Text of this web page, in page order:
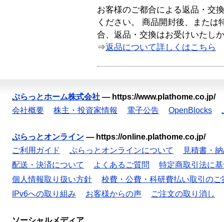
お客様のご都合による返品・交
ください。 商品開封後、または
合、返品・交換はお受けいたし
⇒返品について詳しくはこちら
ぷらっとホーム株式会社 — https://www.plathome.co.jp/
会社概要
株主・投資家情報 電子公告 OpenBlocks
ぷらっとオンライン — https://online.plathome.co.jp/
ご利用ガイド
ぷらっとオンラインについて
見積書・
配送・決済について
よくあるご質問
特定商取引法に
個人情報取り扱い方針
校費・公費・科研費払い取引のご
IPv6への取り組み
お客様からの声 ご注文の取り消し
ソーシャルメディア